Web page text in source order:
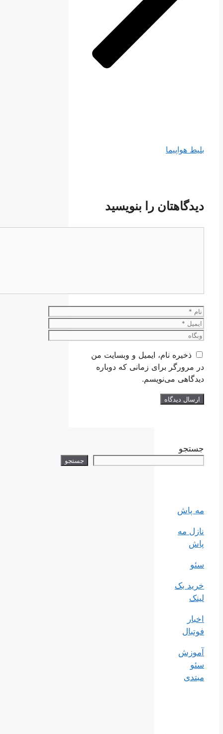
بلیط هواپیما
دیدگاهتان را بنویسید
نام
ایمیل
وبگاه
ذخیره نام، ایمیل و وبسایت من
در مرورگر برای زمانی که دوباره
دیدگاهی می‌نویسم.
جستجو
جستجو
مه پاش
نازل مه
پاش
سئو
خرید بک
لینک
اخبار
فوتبال
آموزش
سئو
مبتدی